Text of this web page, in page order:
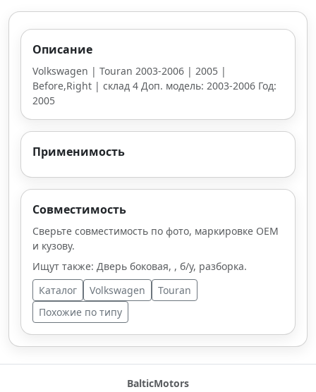
Описание
Volkswagen | Touran 2003-2006 | 2005 |
Before,Right | склад 4 Доп. модель: 2003-2006 Год:
2005
Применимость
Совместимость
Сверьте совместимость по фото, маркировке OEM
и кузову.
Ищут также: Дверь боковая, , б/у, разборка.
Каталог
Volkswagen
Touran
Похожие по типу
BalticMotors